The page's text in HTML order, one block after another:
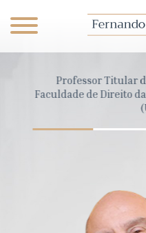
Professor Titular
Faculdade de Direito